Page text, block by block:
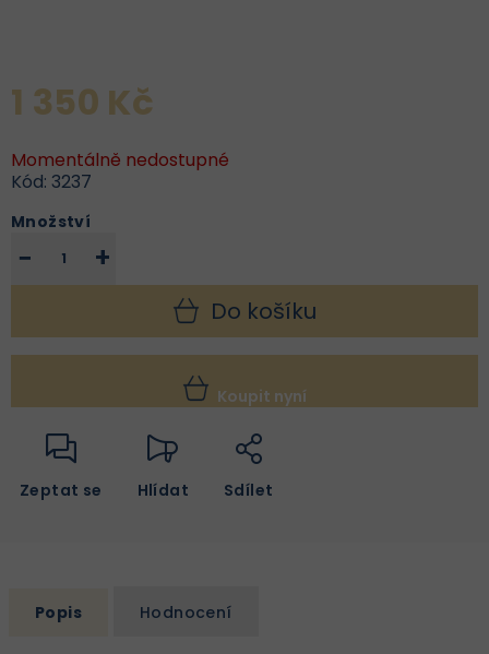
1 350 Kč
Momentálně nedostupné
Kód: 3237
Množství
+
−
Do košíku
Koupit nyní
Zeptat se Hlídat Sdílet
Popis Hodnocení